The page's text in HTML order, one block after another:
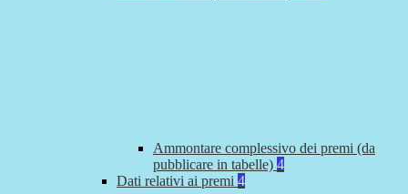
Ammontare complessivo dei premi (da
pubblicare in tabelle) 4
Dati relativi ai premi 4